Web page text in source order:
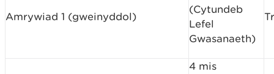
Amrywiad 1 (gweinyddol)
(Cytundeb
Lefel
Gwasanaeth)
4 mis